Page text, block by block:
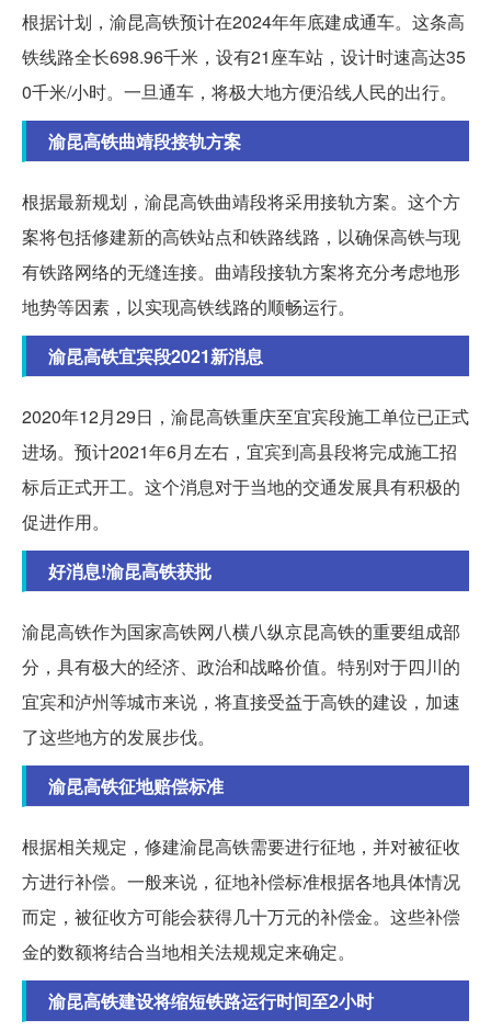
根据计划，渝昆高铁预计在2024年年底建成通车。这条高
铁线路全长698.96千米，设有21座车站，设计时速高达35
0千米/小时。一旦通车，将极大地方便沿线人民的出行。
渝昆高铁曲靖段接轨方案
根据最新规划，渝昆高铁曲靖段将采用接轨方案。这个方
案将包括修建新的高铁站点和铁路线路，以确保高铁与现
有铁路网络的无缝连接。曲靖段接轨方案将充分考虑地形
地势等因素，以实现高铁线路的顺畅运行。
渝昆高铁宜宾段2021新消息
2020年12月29日，渝昆高铁重庆至宜宾段施工单位已正式
进场。预计2021年6月左右，宜宾到高县段将完成施工招
标后正式开工。这个消息对于当地的交通发展具有积极的
促进作用。
好消息!渝昆高铁获批
渝昆高铁作为国家高铁网八横八纵京昆高铁的重要组成部
分，具有极大的经济、政治和战略价值。特别对于四川的
宜宾和泸州等城市来说，将直接受益于高铁的建设，加速
了这些地方的发展步伐。
渝昆高铁征地赔偿标准
根据相关规定，修建渝昆高铁需要进行征地，并对被征收
方进行补偿。一般来说，征地补偿标准根据各地具体情况
而定，被征收方可能会获得几十万元的补偿金。这些补偿
金的数额将结合当地相关法规规定来确定。
渝昆高铁建设将缩短铁路运行时间至2小时